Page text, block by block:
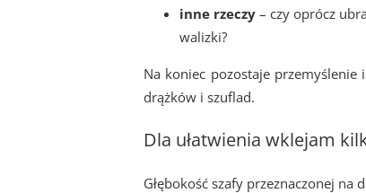
inne rzeczy – czy oprócz
walizki?
Na koniec pozostaje przemyślenie
drążków i szuflad.
Dla ułatwienia wklejam
Głębokość szafy przeznaczonej na